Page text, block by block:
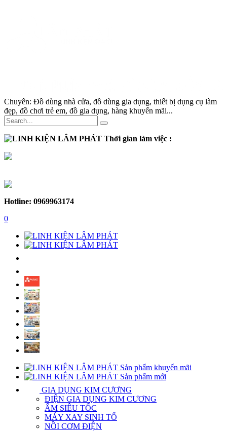
Chuyên: Đồ dùng nhà cửa, đồ dùng gia dụng, thiết bị dụng cụ làm
đẹp, đồ chơi trẻ em, đồ gia dụng, hàng khuyến mãi...
Thời gian làm việc :
Hotline: 0969963174
0
Sản phẩm khuyến mãi
Sản phẩm mới
GIA DỤNG KIM CƯƠNG
ĐIỆN GIA DỤNG KIM CƯƠNG
ẤM SIÊU TỐC
MÁY XAY SINH TỐ
NỒI CƠM ĐIỆN